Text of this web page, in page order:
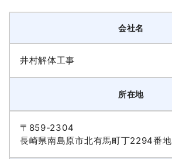
会社名
井村解体工事
所在地
〒859-2304
長崎県南島原市北有馬町丁2294番地